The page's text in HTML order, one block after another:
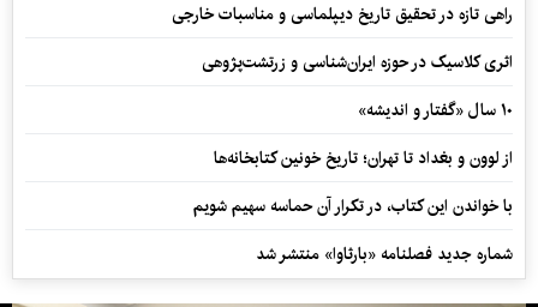
راهی تازه در تحقیق تاریخ دیپلماسی و مناسبات خارجی
اثری کلاسیک در حوزه ایران‌شناسی و زرتشت‌پژوهی
۱۰ سال «گفتار و اندیشه»
از لوون و بغداد تا تهران؛ تاریخ خونین کتابخانه‌ها
با خواندن این کتاب، در تکرار آن حماسه سهیم شویم
شماره جدید فصلنامه «بارثاوا» منتشر شد